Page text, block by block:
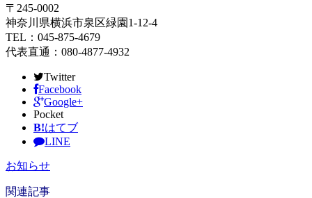
〒245-0002
神奈川県横浜市泉区緑園1-12-4
TEL：045-875-4679
代表直通：080-4877-4932
Twitter
Facebook
Google+
Pocket
B!はてブ
LINE
お知らせ
関連記事